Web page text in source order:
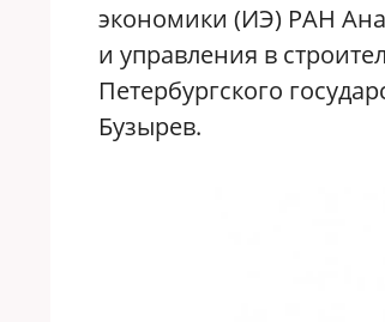
экономики (ИЭ) РАН
и управления в
Петербургского
Бузырев.